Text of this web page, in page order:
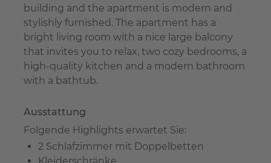
building and the apartment is modern and
stylishly furnished. The apartment has a
bright living room with a nice large balcony
that invites you to relax, two cozy bedrooms, a
high-quality kitchen and a modern bathroom
with a bathtub.
Ausstattung
Folgende Highlights erwartet Sie:
2 Schlafzimmer mit Doppelbetten